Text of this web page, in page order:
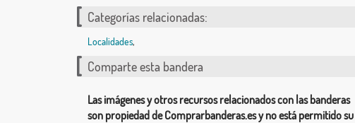
Categorías relacionadas:
Localidades,
Comparte esta bandera
Las imágenes y otros recursos relacionados con las banderas
son propiedad de Comprarbanderas.es y no está permitido su